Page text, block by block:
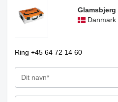
Danmark
Ring +45 64 72 14 60